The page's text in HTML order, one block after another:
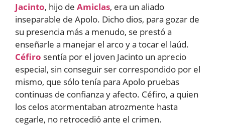
Jacinto, hijo de Amiclas, era un aliado
inseparable de Apolo. Dicho dios, para gozar de
su presencia más a menudo, se prestó a
enseñarle a manejar el arco y a tocar el laúd.
Céfiro sentía por el joven Jacinto un aprecio
especial, sin conseguir ser correspondido por el
mismo, que sólo tenía para Apolo pruebas
continuas de confianza y afecto. Céfiro, a quien
los celos atormentaban atrozmente hasta
cegarle, no retrocedió ante el crimen.